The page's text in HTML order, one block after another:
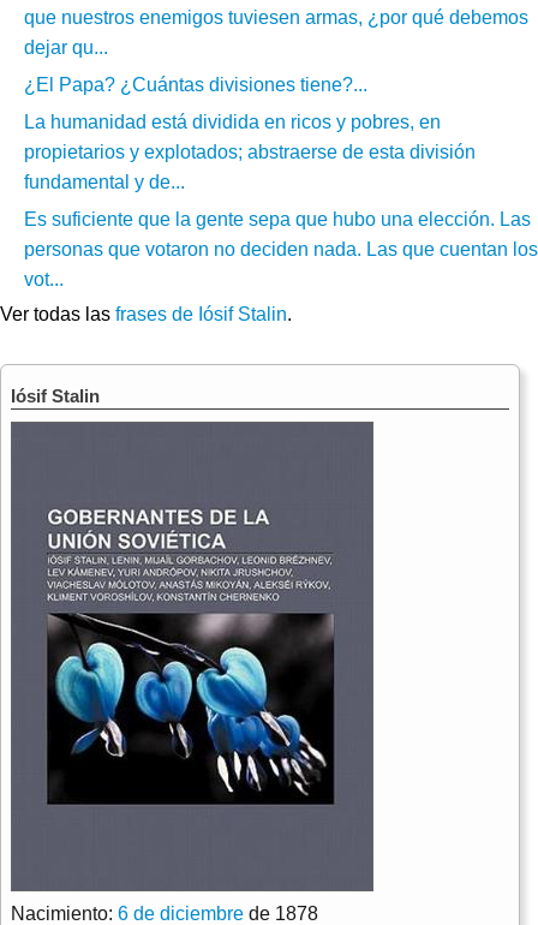
que nuestros enemigos tuviesen armas, ¿por qué debemos
dejar qu...
¿El Papa? ¿Cuántas divisiones tiene?...
La humanidad está dividida en ricos y pobres, en
propietarios y explotados; abstraerse de esta división
fundamental y de...
Es suficiente que la gente sepa que hubo una elección. Las
personas que votaron no deciden nada. Las que cuentan los
vot...
Ver todas las frases de Iósif Stalin.
Iósif Stalin
Nacimiento: 6 de diciembre de 1878